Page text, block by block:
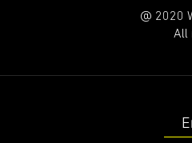
@ 2020
All